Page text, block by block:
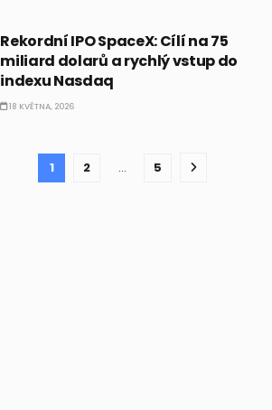
Rekordní IPO SpaceX: Cílí na 75
miliard dolarů a rychlý vstup do
indexu Nasdaq
18 KVĚTNA, 2026
1 2 … 5